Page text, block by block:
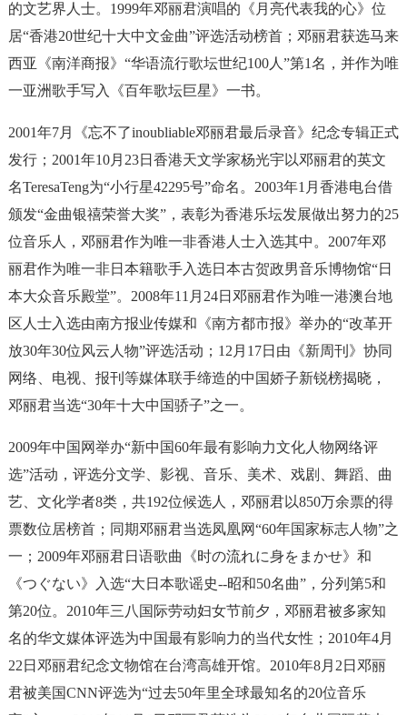
的文艺界人士。1999年邓丽君演唱的《月亮代表我的心》位
居“香港20世纪十大中文金曲”评选活动榜首；邓丽君获选马来
西亚《南洋商报》“华语流行歌坛世纪100人”第1名，并作为唯
一亚洲歌手写入《百年歌坛巨星》一书。
2001年7月《忘不了inoubliable邓丽君最后录音》纪念专辑正式
发行；2001年10月23日香港天文学家杨光宇以邓丽君的英文
名TeresaTeng为“小行星42295号”命名。2003年1月香港电台借
颁发“金曲银禧荣誉大奖”，表彰为香港乐坛发展做出努力的25
位音乐人，邓丽君作为唯一非香港人士入选其中。2007年邓
丽君作为唯一非日本籍歌手入选日本古贺政男音乐博物馆“日
本大众音乐殿堂”。2008年11月24日邓丽君作为唯一港澳台地
区人士入选由南方报业传媒和《南方都市报》举办的“改革开
放30年30位风云人物”评选活动；12月17日由《新周刊》协同
网络、电视、报刊等媒体联手缔造的中国娇子新锐榜揭晓，
邓丽君当选“30年十大中国骄子”之一。
2009年中国网举办“新中国60年最有影响力文化人物网络评
选”活动，评选分文学、影视、音乐、美术、戏剧、舞蹈、曲
艺、文化学者8类，共192位候选人，邓丽君以850万余票的得
票数位居榜首；同期邓丽君当选凤凰网“60年国家标志人物”之
一；2009年邓丽君日语歌曲《时の流れに身をまかせ》和
《つぐない》入选“大日本歌谣史--昭和50名曲”，分列第5和
第20位。2010年三八国际劳动妇女节前夕，邓丽君被多家知
名的华文媒体评选为中国最有影响力的当代女性；2010年4月
22日邓丽君纪念文物馆在台湾高雄开馆。2010年8月2日邓丽
君被美国CNN评选为“过去50年里全球最知名的20位音乐